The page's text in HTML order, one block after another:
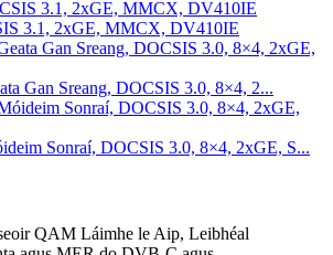
3.1, 2xGE, MMCX, DV410IE
Gan Sreang, DOCSIS 3.0, 8×4, 2...
Sonraí, DOCSIS 3.0, 8×4, 2xGE, S...